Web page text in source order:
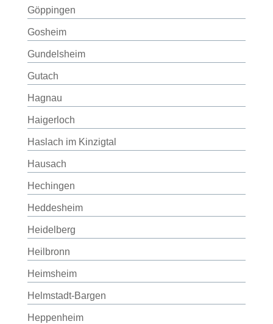
Göppingen
Gosheim
Gundelsheim
Gutach
Hagnau
Haigerloch
Haslach im Kinzigtal
Hausach
Hechingen
Heddesheim
Heidelberg
Heilbronn
Heimsheim
Helmstadt-Bargen
Heppenheim